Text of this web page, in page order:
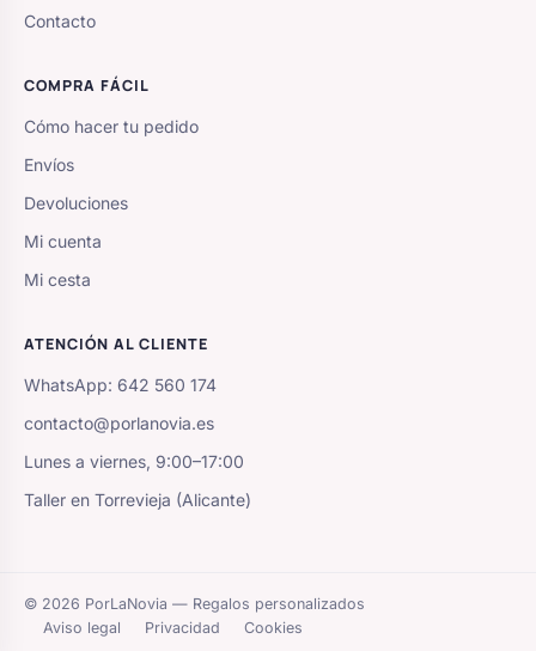
Contacto
COMPRA FÁCIL
Cómo hacer tu pedido
Envíos
Devoluciones
Mi cuenta
Mi cesta
ATENCIÓN AL CLIENTE
WhatsApp: 642 560 174
contacto@porlanovia.es
Lunes a viernes, 9:00–17:00
Taller en Torrevieja (Alicante)
© 2026 PorLaNovia — Regalos personalizados
Aviso legal
Privacidad Cookies